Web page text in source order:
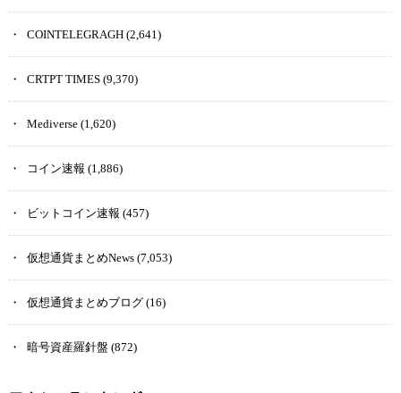
COINTELEGRAGH (2,641)
CRTPT TIMES (9,370)
Mediverse (1,620)
コイン速報 (1,886)
ビットコイン速報 (457)
仮想通貨まとめNews (7,053)
仮想通貨まとめブログ (16)
暗号資産羅針盤 (872)